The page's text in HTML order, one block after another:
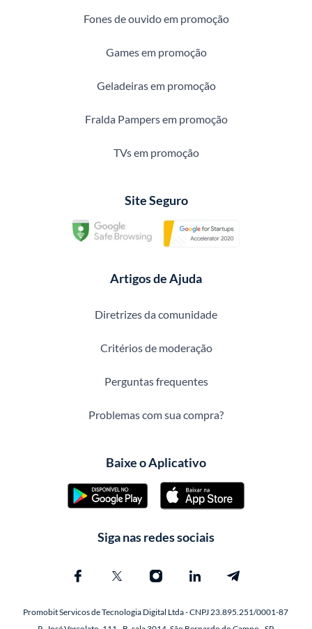
Fones de ouvido em promoção
Games em promoção
Geladeiras em promoção
Fralda Pampers em promoção
TVs em promoção
Site Seguro
Artigos de Ajuda
Diretrizes da comunidade
Critérios de moderação
Perguntas frequentes
Problemas com sua compra?
Baixe o Aplicativo
Siga nas redes sociais
Promobit Servicos de Tecnologia Digital Ltda - CNPJ 23.895.251/0001-87